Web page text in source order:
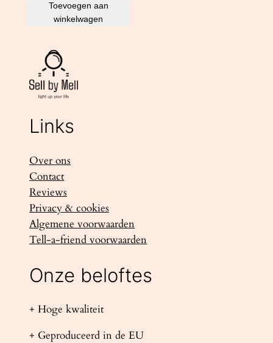
Toevoegen aan
winkelwagen
Links
Over ons
Contact
Reviews
Privacy & cookies
Algemene voorwaarden
Tell-a-friend voorwaarden
Onze beloftes
+ Hoge kwaliteit
+ Geproduceerd in de EU